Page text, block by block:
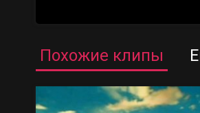
Похожие клипы